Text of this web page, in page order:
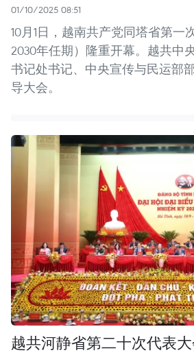
01/10/2025 08:51
10月1日，越南共产党同塔省第一
2030年任期）隆重开幕。越共中
书记处书记、中央宣传与民运部
导大会。
越共河静省第二十次代表